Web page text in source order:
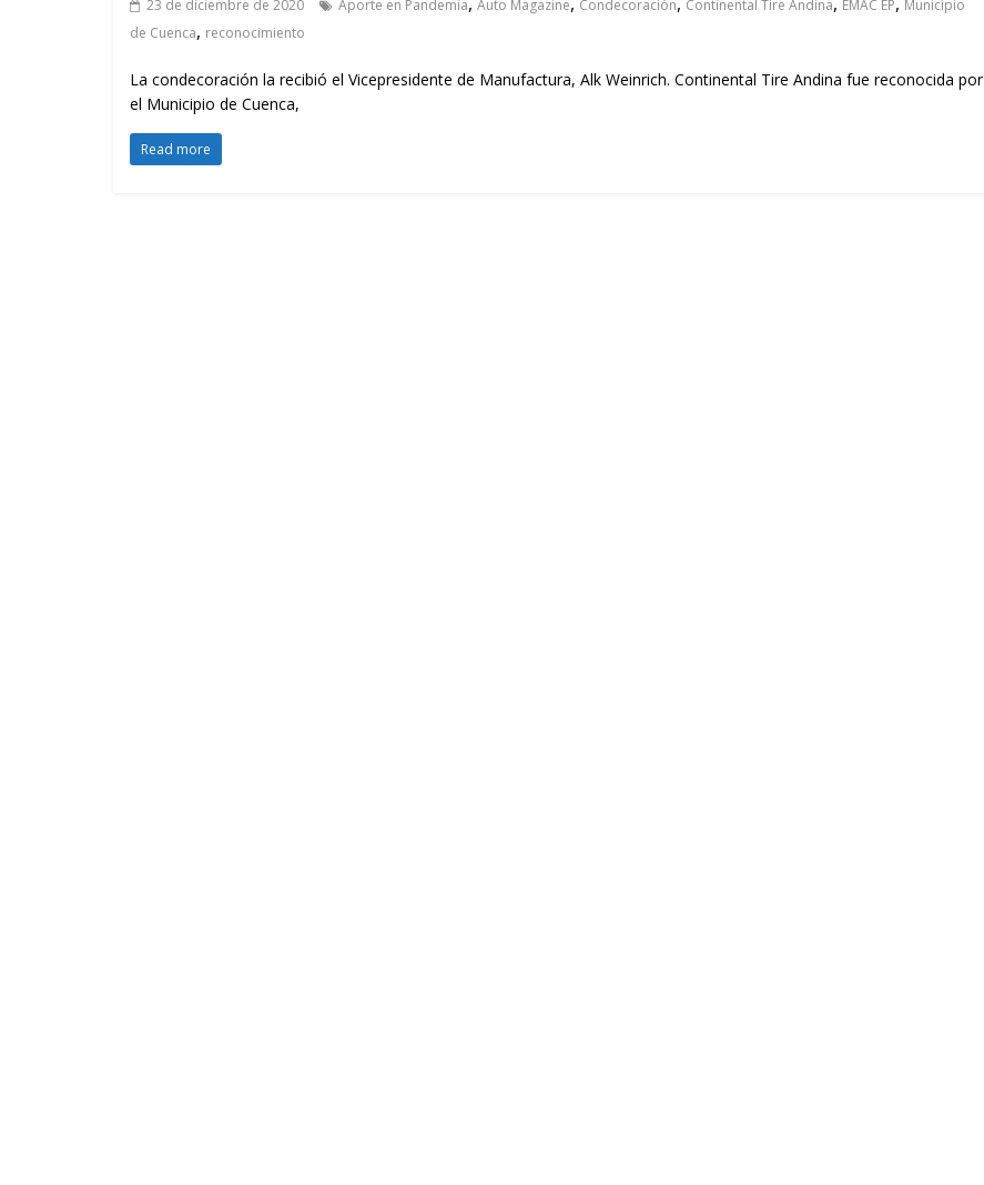
23 de diciembre de 2020 Aporte en Pandemia Auto Magazine Condecoración Continental Tire Andina EMAC EP Municipio
de Cuenca, reconocimiento
La condecoración la recibió el Vicepresidente de Manufactura, Alk Weinrich. Continental Tire Andina fue reconocida por
el Municipio de Cuenca,
Read more